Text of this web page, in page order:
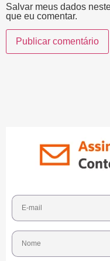
Salvar meus dados
que eu comentar.